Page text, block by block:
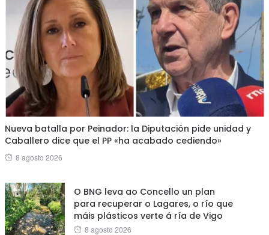
Nueva batalla por Peinador: la Diputación pide unidad y
Caballero dice que el PP «ha acabado cediendo»
Posted
8 agosto 2026
O BNG leva ao Concello un plan
para recuperar o Lagares, o río que
máis plásticos verte á ría de Vigo
Posted
8 agosto 2026